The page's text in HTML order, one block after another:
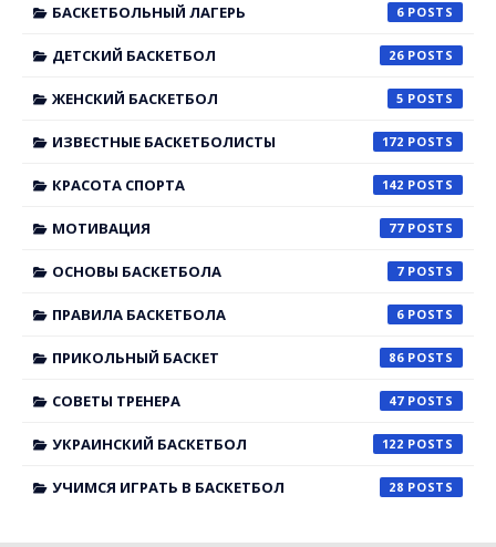
БАСКЕТБОЛЬНЫЙ ЛАГЕРЬ 6
ДЕТСКИЙ БАСКЕТБОЛ 26
ЖЕНСКИЙ БАСКЕТБОЛ 5
ИЗВЕСТНЫЕ БАСКЕТБОЛИСТЫ 172
КРАСОТА СПОРТА 142
МОТИВАЦИЯ 77
ОСНОВЫ БАСКЕТБОЛА 7
ПРАВИЛА БАСКЕТБОЛА 6
ПРИКОЛЬНЫЙ БАСКЕТ 86
СОВЕТЫ ТРЕНЕРА 47
УКРАИНСКИЙ БАСКЕТБОЛ 122
УЧИМСЯ ИГРАТЬ В БАСКЕТБОЛ 28